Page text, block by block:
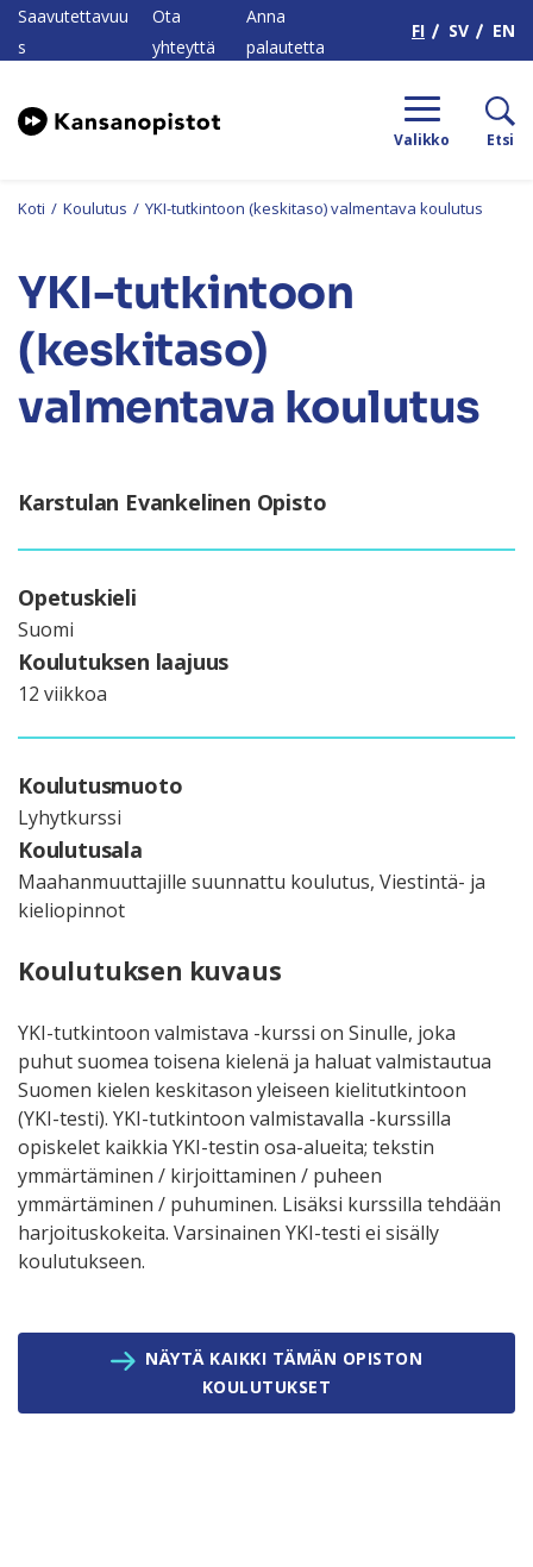
Saavutettavuu
s
Ota
yhteyttä
Anna
palautetta
FI SV EN
Valikko Etsi
Koti / Koulutus / YKI-tutkintoon (keskitaso) valmentava koulutus
YKI-tutkintoon
(keskitaso)
valmentava koulutus
Karstulan Evankelinen Opisto
Opetuskieli
Suomi
Koulutuksen laajuus
12 viikkoa
Koulutusmuoto
Lyhytkurssi
Koulutusala
Maahanmuuttajille suunnattu koulutus, Viestintä- ja
kieliopinnot
Koulutuksen kuvaus
YKI-tutkintoon valmistava -kurssi on Sinulle, joka
puhut suomea toisena kielenä ja haluat valmistautua
Suomen kielen keskitason yleiseen kielitutkintoon
(YKI-testi). YKI-tutkintoon valmistavalla -kurssilla
opiskelet kaikkia YKI-testin osa-alueita; tekstin
ymmärtäminen / kirjoittaminen / puheen
ymmärtäminen / puhuminen. Lisäksi kurssilla tehdään
harjoituskokeita. Varsinainen YKI-testi ei sisälly
koulutukseen.
NÄYTÄ KAIKKI TÄMÄN OPISTON
KOULUTUKSET